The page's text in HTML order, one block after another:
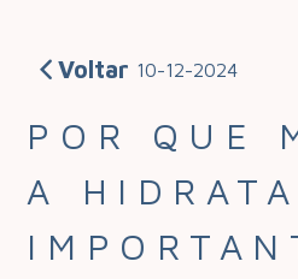
Voltar 10-12-2024
POR QUE
A